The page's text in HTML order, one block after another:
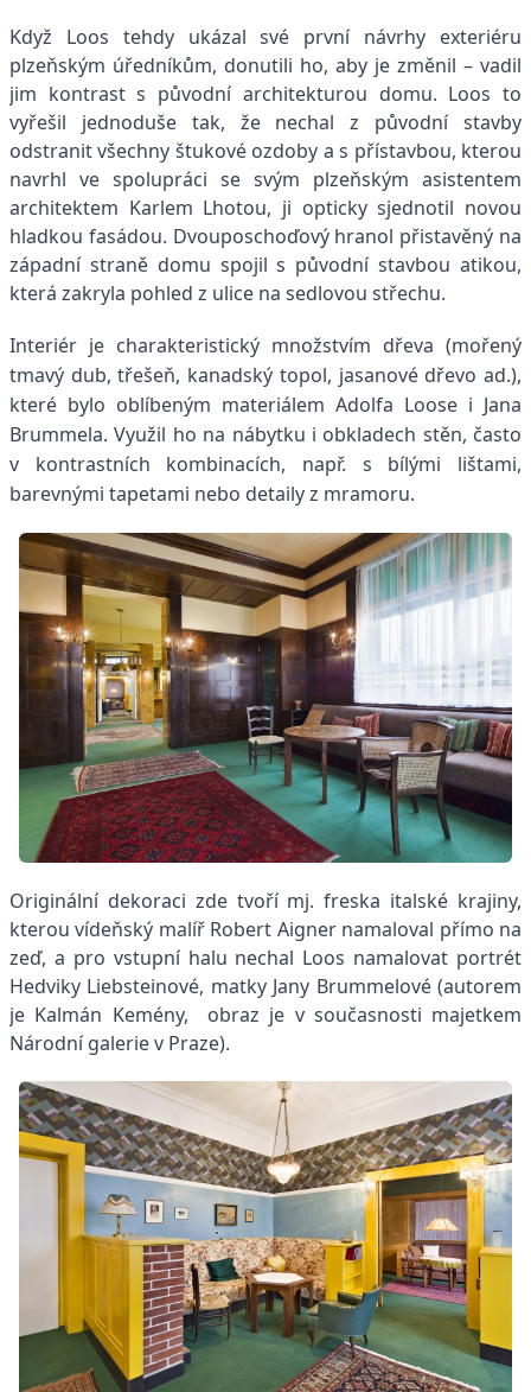
Když Loos tehdy ukázal své první návrhy exteriéru
plzeňským úředníkům, donutili ho, aby je změnil – vadil
jim kontrast s původní architekturou domu. Loos to
vyřešil jednoduše tak, že nechal z původní stavby
odstranit všechny štukové ozdoby a s přístavbou, kterou
navrhl ve spolupráci se svým plzeňským asistentem
architektem Karlem Lhotou, ji opticky sjednotil novou
hladkou fasádou. Dvouposchoďový hranol přistavěný na
západní straně domu spojil s původní stavbou atikou,
která zakryla pohled z ulice na sedlovou střechu.
Interiér je charakteristický množstvím dřeva (mořený
tmavý dub, třešeň, kanadský topol, jasanové dřevo ad.),
které bylo oblíbeným materiálem Adolfa Loose i Jana
Brummela. Využil ho na nábytku i obkladech stěn, často
v kontrastních kombinacích, např. s bílými lištami,
barevnými tapetami nebo detaily z mramoru.
Originální dekoraci zde tvoří mj. freska italské krajiny,
kterou vídeňský malíř Robert Aigner namaloval přímo na
zeď, a pro vstupní halu nechal Loos namalovat portrét
Hedviky Liebsteinové, matky Jany Brummelové (autorem
je Kalmán Kemény, obraz je v současnosti majetkem
Národní galerie v Praze).